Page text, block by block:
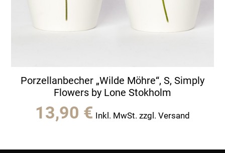
Porzellanbecher „Wilde Möhre“, S, Simply
Flowers by Lone Stokholm
13,90 € Inkl. MwSt. zzgl. Versand